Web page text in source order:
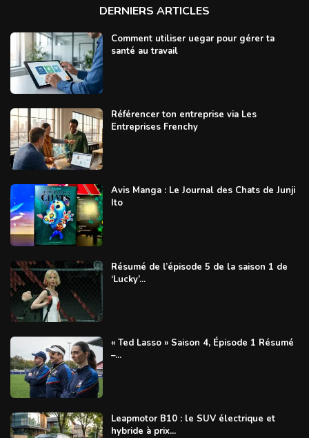
DERNIERS ARTICLES
Comment utiliser uegar pour gérer ta
santé au travail
Référencer ton entreprise via Les
Entreprises Frenchy
Avis Manga : Le Journal des Chats de Junji
Ito
Résumé de l’épisode 5 de la saison 1 de
‘Lucky’...
« Ted Lasso » Saison 4, Épisode 1 Résumé
–...
Leapmotor B10 : le SUV électrique et
hybride à prix...